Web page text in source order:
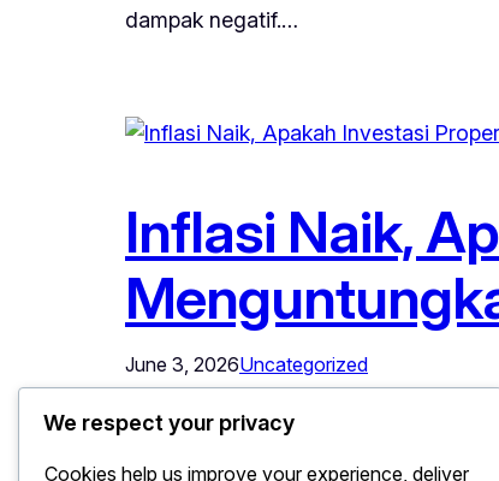
dampak negatif.…
Inflasi Naik,
June 3, 2026Uncategorized
Inflasi Naik – Kenaikan inflasi sering
pendidikan, dan berbagai layanan
We respect your privacy
Cookies help us improve your experience, deliver